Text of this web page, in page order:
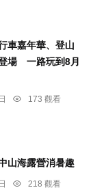
車嘉年華、登山
場 一路玩到8月
173 觀看
山海露營消暑趣
218 觀看